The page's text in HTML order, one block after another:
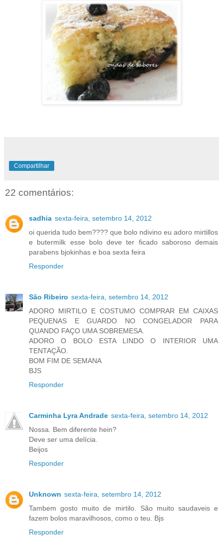
Compartilhar
22 comentários:
sadhia sexta-feira, setembro 14, 2012
oi querida tudo bem???? que bolo ndivino eu adoro mirtillos
e butermilk esse bolo deve ter ficado saboroso demais
parabens bjokinhas e boa sexta feira
Responder
São Ribeiro sexta-feira, setembro 14, 2012
ADORO MIRTILO E COSTUMO COMPRAR EM CAIXAS
PEQUENAS E GUARDO NO CONGELADOR PARA
QUANDO FAÇO UMA SOBREMESA.
ADORO O BOLO ESTA LINDO O INTERIOR UMA
TENTAÇÃO.
BOM FIM DE SEMANA
BJS
Responder
Carminha Lyra Andrade sexta-feira, setembro 14, 2012
Nossa. Bem diferente hein?
Deve ser uma delícia.
Beijos
Responder
Unknown sexta-feira, setembro 14, 2012
Tambem gosto muito de mirtilo. São muito saudaveis e
fazem bolos maravilhosos, como o teu. Bjs
Responder